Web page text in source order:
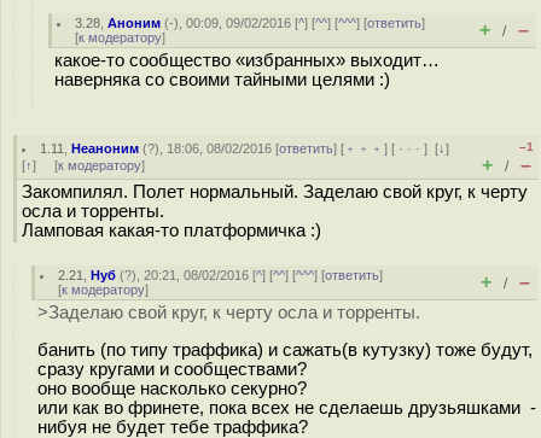
3.28 ,Аноним (-), 00:09, 09/02/2016 [^] [^^] [^^^] [ответить]
[к модератору] + / –
какое-то сообщество «избранных» выходит…
наверняка со своими тайными целями :)
1.11 ,Неаноним (?), 18:06, 08/02/2016 [ответить] [ ﹢﹢﹢] [ · · ·][↓]
[↑] [к модератору]
–1
+ / –
Закомпилял. Полет нормальный. Заделаю свой круг, к черту
осла и торренты.
Ламповая какая-то платформичка :)
2.21 ,Нуб (?), 20:21, 08/02/2016 [^] [^^] [^^^] [ответить]
[к модератору] + / –
>Заделаю свой круг, к черту осла и торренты.
банить (по типу траффика) и сажать(в кутузку) тоже будут,
сразу кругами и сообществами?
оно вообще насколько секурно?
или как во фринете, пока всех не сделаешь друзьяшками -
нибуя не будет тебе траффика?